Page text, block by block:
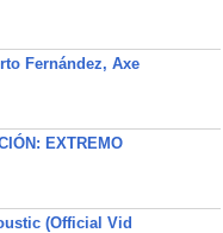
Fernández, Axe
EXTREMO
(Official Vid